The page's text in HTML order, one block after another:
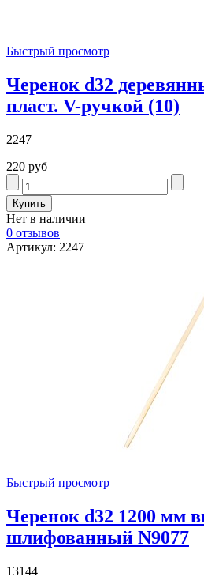
Быстрый просмотр
Черенок d32
пласт. V-ручкой (10)
2247
220 руб
Нет в наличии
0 отзывов
Артикул: 2247
Быстрый просмотр
Черенок d32 1200 мм
шлифованный N9077
13144